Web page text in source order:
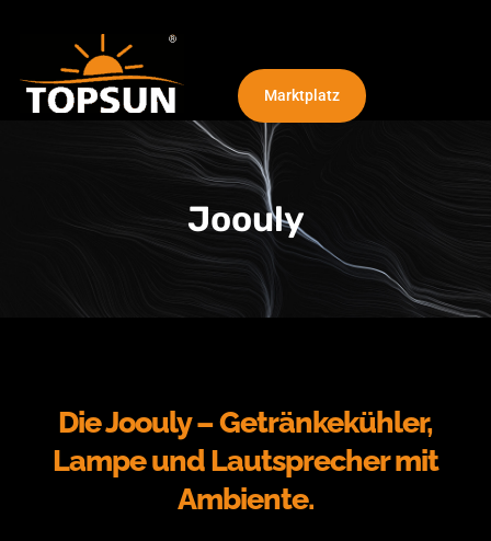
Marktplatz
Joouly
Die Joouly – Getränkekühler,
Lampe und Lautsprecher mit
Ambiente.